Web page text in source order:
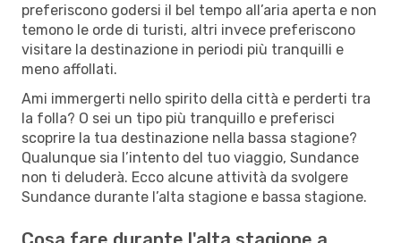
preferiscono godersi il bel tempo all’aria aperta e non
temono le orde di turisti, altri invece preferiscono
visitare la destinazione in periodi più tranquilli e
meno affollati.
Ami immergerti nello spirito della città e perderti tra
la folla? O sei un tipo più tranquillo e preferisci
scoprire la tua destinazione nella bassa stagione?
Qualunque sia l’intento del tuo viaggio, Sundance
non ti deluderà. Ecco alcune attività da svolgere
Sundance durante l’alta stagione e bassa stagione.